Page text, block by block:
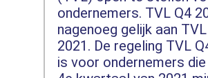
ondernemers. TVL Q4
nagenoeg gelijk aan
2021. De regeling TVL
is voor ondernemers